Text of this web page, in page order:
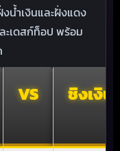
น้ำเงินและฝั่งแดง
ะเดสก์ท็อป พร้อม
VS ชิงเงิน